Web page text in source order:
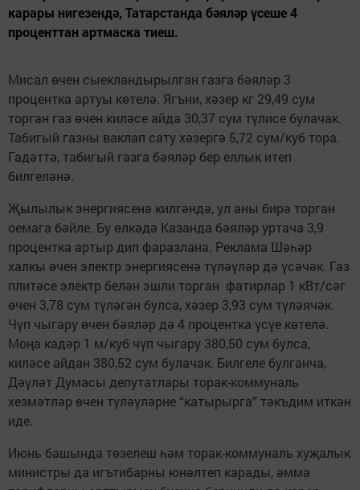
карары нигезендә, Татарстанда бәяләр үсеше 4
проценттан артмаска тиеш.
Мисал өчен сыекландырылган газга бәяләр 3
процентка артуы көтелә. Ягъни, хәзер кг 29,49 сум
торган газ өчен киләсе айда 30,37 сум түлисе булачак.
Табигый газны ваклап сату хәзергә 5,72 сум/куб тора.
Гадәттә, табигый газга бәяләр бер еллык итеп
билгеләнә.
Җылылык энергиясенә килгәндә, ул аны бирә торган
оемага бәйле. Бу өлкәдә Казанда бәяләр уртача 3,9
процентка артыр дип фаразлана. Реклама Шәһәр
халкы өчен электр энергиясенә түләүләр дә үсәчәк. Газ
плитәсе электр белән эшли торган фатирлар 1 кВт/сәг
өчен 3,78 сум түләгән булса, хәзер 3,93 сум түләячәк.
Чүп чыгару өчен бәяләр дә 4 процентка үсүе көтелә.
Моңа кадәр 1 м/куб чүп чыгару 380,50 сум булса,
киләсе айдан 380,52 сум булачак. Билгеле булганча,
Дәүләт Думасы депутатлары торак-коммуналь
хезмәтләр өчен түләүләрне “катырырга” тәкъдим иткән
иде.
Июнь башында төзелеш һәм торак-коммуналь хуҗалык
министры да игътибарны юнәлтеп карады, әмма